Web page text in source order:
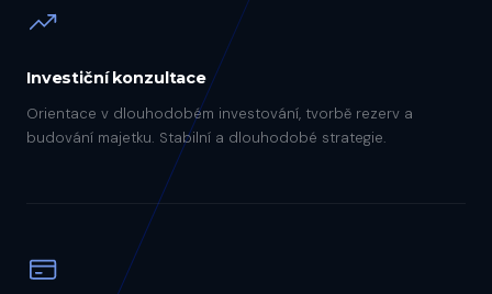
Investiční konzultace
Orientace v dlouhodobém investování, tvorbě rezerv a
budování majetku. Stabilní a dlouhodobé strategie.